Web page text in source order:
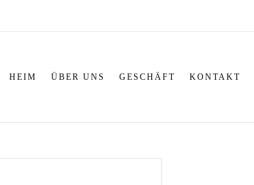
HEIM ÜBER UNS GESCHÄFT KONTAKT